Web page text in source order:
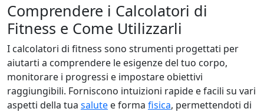
Comprendere i Calcolatori di
Fitness e Come Utilizzarli
I calcolatori di fitness sono strumenti progettati per
aiutarti a comprendere le esigenze del tuo corpo,
monitorare i progressi e impostare obiettivi
raggiungibili. Forniscono intuizioni rapide e facili su vari
aspetti della tua salute e forma fisica, permettendoti di